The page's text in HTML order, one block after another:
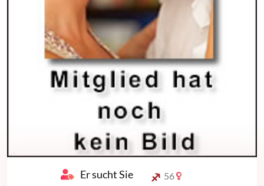
Er sucht Sie 56